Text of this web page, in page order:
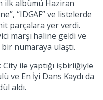
ilk albümü Haziran
“IDGAF” ve listelerde
parçalara yer verdi.
marşı haline geldi ve
numaraya ulaştı.
City ile yaptığı işbirliğiyle
ve En İyi Dans Kaydı da
aldı.